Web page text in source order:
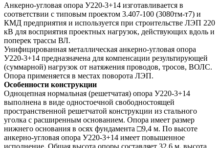
Анкерно-угловая опора У220-3+14 изготавливается в
соответствии с типовым проектом 3.407-100 (3080тм-т7) и
КМД предприятия и используется при строительстве ЛЭП 220
кВ для восприятия проектных нагрузок, действующих вдоль и
поперек трассы ВЛ.
Унифицированная металлическая анкерно-угловая опора
У220-3+14 предназначена для компенсации результирующей
(суммарной) нагрузок от натяжения проводов, тросов, ВОЛС.
Опора применяется в местах поворота ЛЭП.
Особенности конструкции
Одноцепная нормальная (решетчатая) опора У220-3+14
выполнена в виде одностоечной свободностоящей
пространственной решетчатой конструкции из стального
уголка с расширенным основанием. Опора имеет размер
нижнего основания в осях фундамента □9,4 м. По высоте
анкерно-угловая опора У220-3+14 имеет повышенное
исполнение. Общая высота опоры составляет 32,6 м, высота